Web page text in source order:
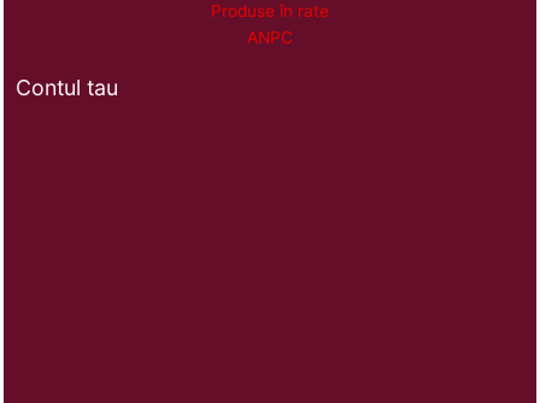
Produse în rate
ANPC
Contul tau